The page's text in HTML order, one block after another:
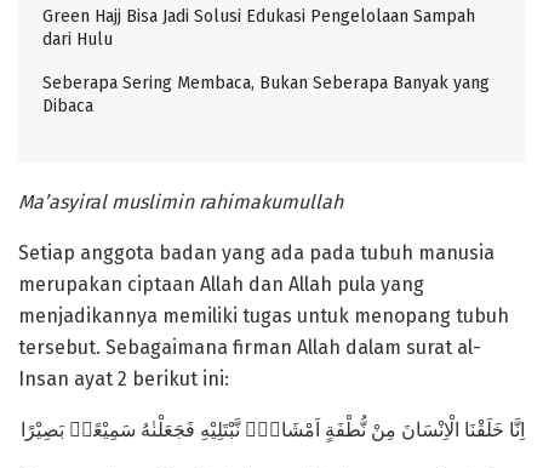
Green Hajj Bisa Jadi Solusi Edukasi Pengelolaan Sampah
dari Hulu
Seberapa Sering Membaca, Bukan Seberapa Banyak yang
Dibaca
Ma’asyiral muslimin rahimakumullah
Setiap anggota badan yang ada pada tubuh manusia
merupakan ciptaan Allah dan Allah pula yang
menjadikannya memiliki tugas untuk menopang tubuh
tersebut. Sebagaimana firman Allah dalam surat al-
Insan ayat 2 berikut ini:
اِنَّا خَلَقْنَا الْاِنْسَانَ مِنْ نُّطْفَةٍ اَمْشَاجٍۖ نَّبْتَلِيْهِ فَجَعَلْنٰهُ سَمِيْعًاۢ بَصِيْرًا